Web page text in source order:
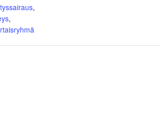
,
,